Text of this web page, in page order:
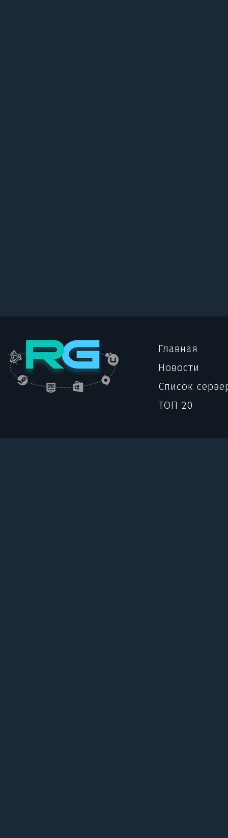
Главная
Новости
Список
ТОП 20